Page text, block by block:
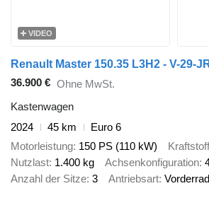
VIDEO
36.900 € Ohne MwSt.
Kastenwagen
2024
45 km
Euro 6
Motorleistung 150 PS (110 kW) Kraftstoff
Nutzlast 1.400 kg Achsenkonfiguration
Anzahl der Sitze 3 Antriebsart